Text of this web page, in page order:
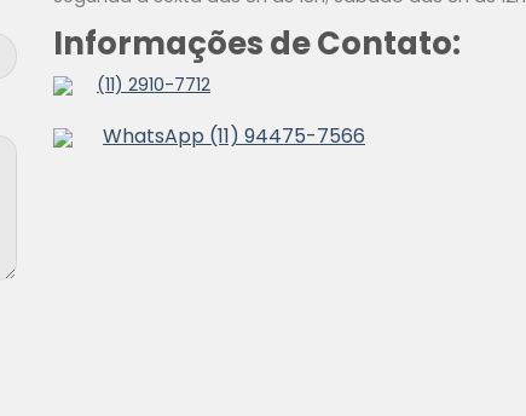
Informações de Contato:
(11) 2910-7712
WhatsApp (11) 94475-7566